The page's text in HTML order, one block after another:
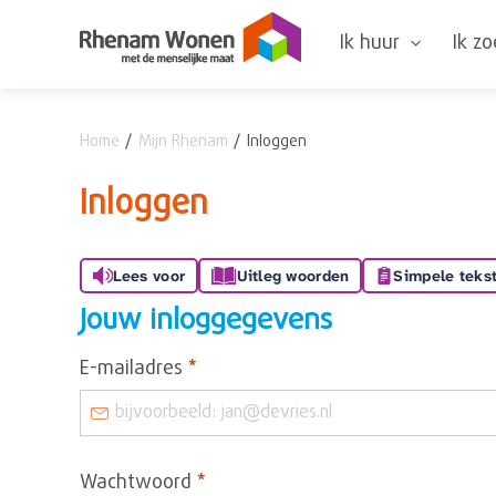
Naar de homepage
Ik huur Ik
Home Mijn Rhenam Inloggen
Inloggen
Lees voor Uitleg woorden Simpele tekst
Jouw inloggegevens
E-mailadres *
Wachtwoord *